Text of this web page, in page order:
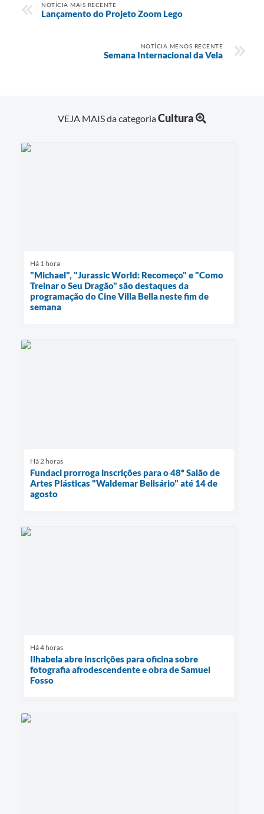
NOTÍCIA MAIS RECENTE
Lançamento do Projeto Zoom Lego
NOTÍCIA MENOS RECENTE
Semana Internacional da Vela
VEJA MAIS da categoriaCultura
Há 1 hora
"Michael", "Jurassic World: Recomeço" e "Como
Treinar o Seu Dragão" são destaques da
programação do Cine Villa Bella neste fim de
semana
Há 2 horas
Fundaci prorroga inscrições para o 48º Salão de
Artes Plásticas "Waldemar Belisário" até 14 de
agosto
Há 4 horas
Ilhabela abre inscrições para oficina sobre
fotografia afrodescendente e obra de Samuel
Fosso